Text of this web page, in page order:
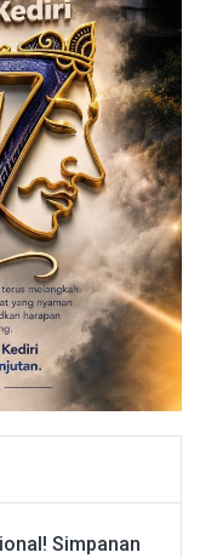
Simpanan